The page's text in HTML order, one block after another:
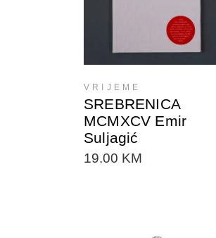
VRIJEME
SREBRENICA
MCMXCV Emir
Suljagić
19.00 KM